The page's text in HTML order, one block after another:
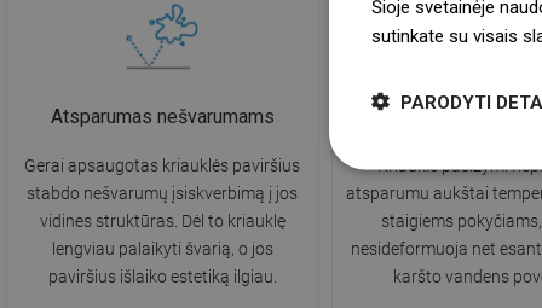
Atsparumas nešvarumams
Gerai apsaugotas kriauklės paviršius
stabdo nešvarumų įsiskverbimą į jos
vidines struktūras. Dėl to kriauklę
lengviau palaikyti švarią, o jos
paviršius išlaiko estetiką ilgiau.
Atsparumas aukštai
Kriauklė pasižymi
atsparumu aukštai
staigiems
nesideformuoja net
karšto vandens
Šioje svetainėje
sutinkate su visais
PARODYTI